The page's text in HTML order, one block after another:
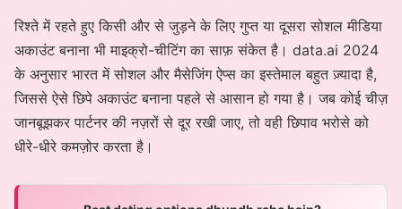
रिश्ते में रहते हुए किसी और से जुड़ने के लिए गुप्त या दूसरा सोशल मीडिया
अकाउंट बनाना भी माइक्रो-चीटिंग का साफ़ संकेत है। data.ai 2024
के अनुसार भारत में सोशल और मैसेजिंग ऐप्स का इस्तेमाल बहुत ज़्यादा है,
जिससे ऐसे छिपे अकाउंट बनाना पहले से आसान हो गया है। जब कोई चीज़
जानबूझकर पार्टनर की नज़रों से दूर रखी जाए, तो वही छिपाव भरोसे को
धीरे-धीरे कमज़ोर करता है।